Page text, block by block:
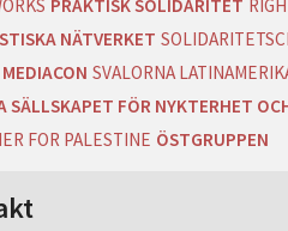
PRAKTISK SOLIDARITET
NÄTVERKET
SVALORNA
SÄLLSKAPET FÖR NYKTERHET
FOR PALESTINE ÖSTGRUPPEN